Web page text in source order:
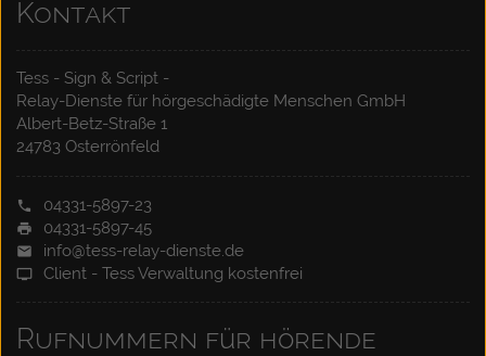
Kontakt
Tess - Sign & Script -
Relay-Dienste für hörgeschädigte Menschen GmbH
Albert-Betz-Straße 1
24783 Osterrönfeld
04331-5897-23
04331-5897-45
info@tess-relay-dienste.de
Client - Tess Verwaltung kostenfrei
Rufnummern für hörende